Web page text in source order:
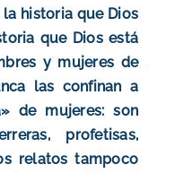
historia que Dios
que Dios está
y mujeres de
las confinan a
de mujeres: son
profetisas,
relatos tampoco